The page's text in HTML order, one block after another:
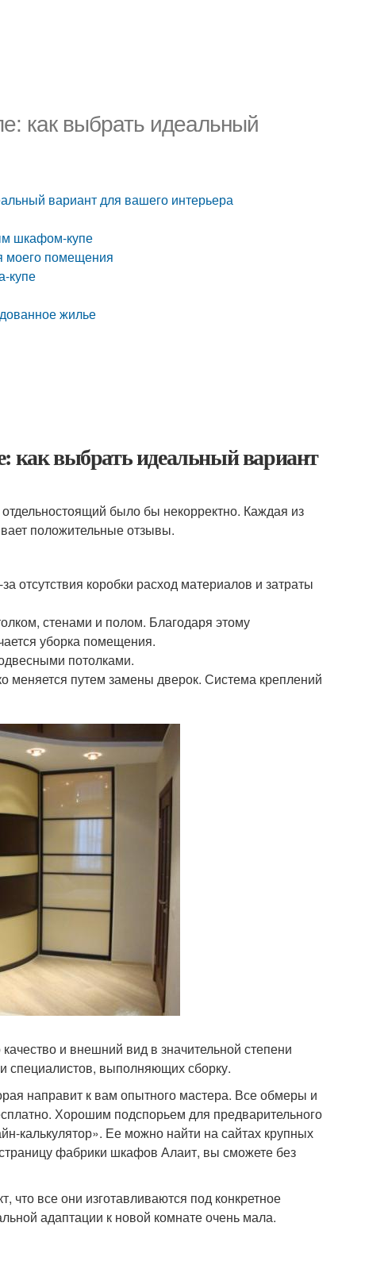
как выбрать идеальный
вариант для вашего интерьера
шкафом-купе
моего помещения
купе
жилье
выбрать идеальный вариант
было бы некорректно. Каждая из
положительные отзывы.
отсутствия коробки расход материалов и затраты
стенами и полом. Благодаря этому
уборка помещения.
потолками.
путем замены дверок. Система креплений
и внешний вид в значительной степени
специалистов, выполняющих сборку.
направит к вам опытного мастера. Все обмеры и
Хорошим подспорьем для предварительного
калькулятор». Ее можно найти на сайтах крупных
фабрики шкафов Алаит, вы сможете без
что все они изготавливаются под конкретное
адаптации к новой комнате очень мала.